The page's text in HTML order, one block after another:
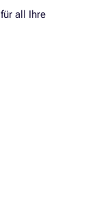
all Ihre